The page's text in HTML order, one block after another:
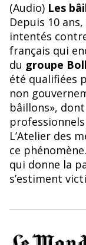
(Audio) Les
Depuis 10
intentés
français qui
du groupe
été qualifiées
non
bâillons»,
L’Atelier des
ce
qui donne la
s’estiment